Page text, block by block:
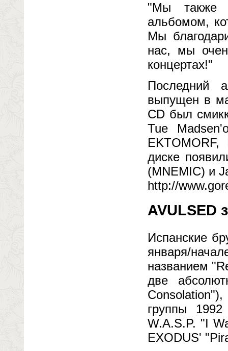
"Мы также
альбомом,
Мы
нас, мы
концертах!"
Последний
выпущен в
CD был
Tue
диске
(MNEMIC) и
http://
AVULSED
Испанские
января/
названием
две
группы
W.A.S.P. "I
EXODUS'